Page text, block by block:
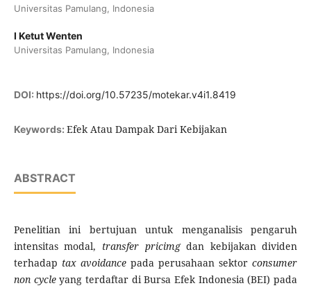
Universitas Pamulang, Indonesia
I Ketut Wenten
Universitas Pamulang, Indonesia
DOI: https://doi.org/10.57235/motekar.v4i1.8419
Keywords: Efek Atau Dampak Dari Kebijakan
ABSTRACT
Penelitian ini bertujuan untuk menganalisis pengaruh
intensitas modal, transfer pricimgdan kebijakan dividen
terhadap tax avoidancepada perusahaan sektorconsumer
non cycleyang terdaftar di Bursa Efek Indonesia (BEI) pada